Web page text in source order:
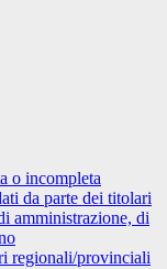
o incompleta
da parte dei titolari
amministrazione, di
regionali/provinciali